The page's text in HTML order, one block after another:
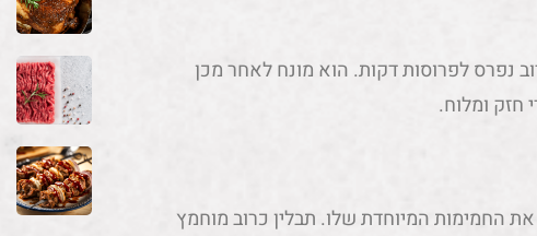
נפרס לפרוסות דקות. הוא מונח לאחר מכן
חזק ומלוח.
החמימות המיוחדת שלו. תבלין כרוב מוחמץ